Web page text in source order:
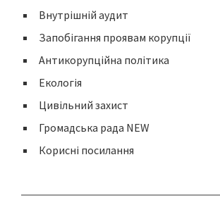
Внутрішній аудит
Запобігання проявам корупції
Антикорупційна політика
Екологія
Цивільний захист
Громадська рада NEW
Корисні посилання